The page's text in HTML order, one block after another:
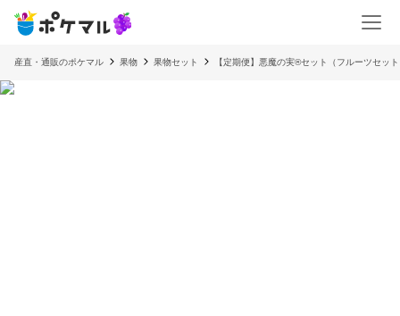
産直・通販のポケマル 果物 果物セット 【定期便】悪魔の実®︎セット（フルーツセッ